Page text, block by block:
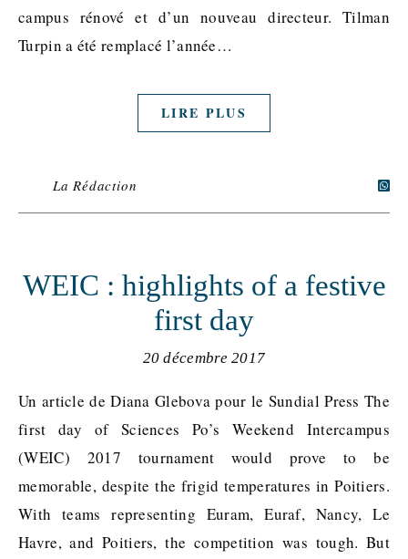
campus rénové et d’un nouveau directeur. Tilman
Turpin a été remplacé l’année…
LIRE PLUS
La Rédaction
WEIC : highlights of a festive
first day
20 décembre 2017
Un article de Diana Glebova pour le Sundial Press The
first day of Sciences Po’s Weekend Intercampus
(WEIC) 2017 tournament would prove to be
memorable, despite the frigid temperatures in Poitiers.
With teams representing Euram, Euraf, Nancy, Le
Havre, and Poitiers, the competition was tough. But